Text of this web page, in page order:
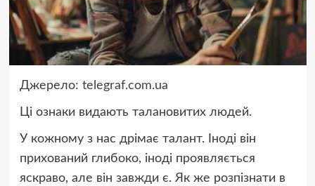
Джерело: telegraf.com.ua
Ці ознаки видають талановитих людей.
У кожному з нас дрімає талант. Іноді він
прихований глибоко, іноді проявляється
яскраво, але він завжди є. Як же розпізнати в